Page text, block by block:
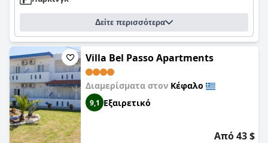
Δείτε περισσότερα
Villa Bel Passo Apartments
Διαμερίσματα στον Κέφαλο
9,1 Εξαιρετικό
Από 43 $